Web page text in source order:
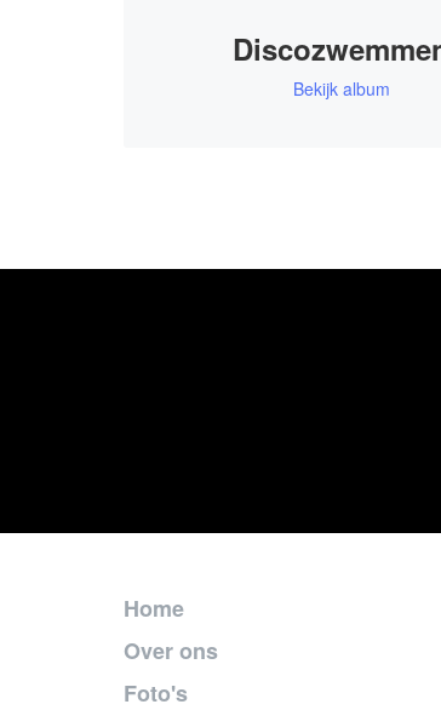
Bekijk album
Home
Over ons
Foto's